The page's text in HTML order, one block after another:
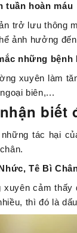
tuần hoàn máu
trở lưu thông
ảnh hưởng
những bệnh
xuyên làm
biên,...
biết
tác hại
Tê Bì
xuyên cảm
thì đó là